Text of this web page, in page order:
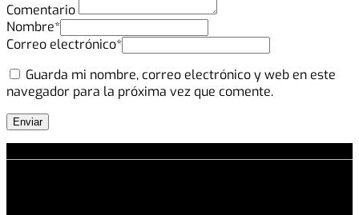
Comentario
Nombre*
Correo electrónico*
Guarda mi nombre, correo electrónico y web en este
navegador para la próxima vez que comente.